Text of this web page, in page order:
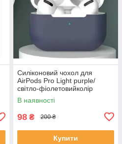
Силіконовий чохол для
AirPods Pro Light purple/
світло-фіолетовийколір
В наявності
98 ₴ 200 ₴
Купити